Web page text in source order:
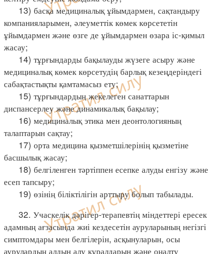
13) басқа медициналық ұйымдармен, сақтандыру
компанияларымен, әлеуметтік көмек көрсететін
ұйымдармен және өзге де ұйымдармен өзара іс-қимыл
жасау;
14) тұрғындарды бақылауды жүзеге асыру және
медициналық көмек көрсетудің барлық кезеңдеріндегі
сабақтастықты қамтамасыз ету;
15) тұрғындардың жекелеген санаттарын
диспансерлеу және динамикалық бақылау;
16) медициналық этика мен деонтологияның
талаптарын сақтау;
17) орта медицина қызметшілерінің қызметіне
басшылық жасау;
18) белгіленген тәртіппен есепке алуды енгізу және
есеп тапсыру;
19) өзінің біліктілігін арттыру болып табылады.
32. Учаскелік дәрігер-терапевтің міндеттері ересек
адамның ағзасында жиі кездесетін ауруларының негізгі
симптомдары мен белгілерін, асқынуларын, осы
аурулардың алдын алу құралдарын және оңалту